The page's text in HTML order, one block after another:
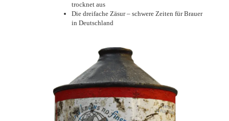
trocknet aus
Die dreifache Zäsur – schwere Zeiten für Brauer
in Deutschland